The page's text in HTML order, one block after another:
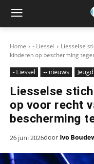
Home - Liessel
Liesselse
kinderen op bescherming
- Liessel -- nieuws Jeugd
Liesselse
op voor recht
bescherming
26 juni 2026door Ivo